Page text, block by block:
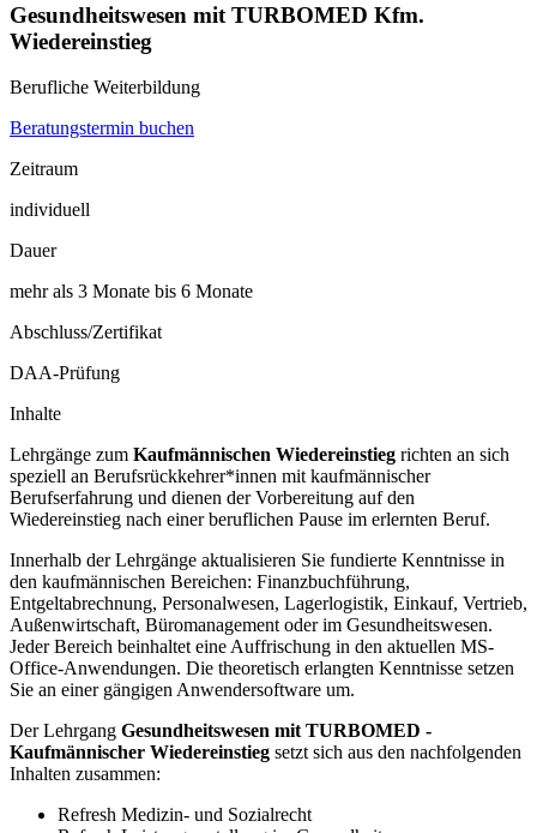
Gesundheitswesen mit TURBOMED Kfm.
Wiedereinstieg
Berufliche Weiterbildung
Beratungstermin buchen
Zeitraum
individuell
Dauer
mehr als 3 Monate bis 6 Monate
Abschluss/Zertifikat
DAA-Prüfung
Inhalte
Lehrgänge zum Kaufmännischen Wiedereinstieg richten an sich
speziell an Berufsrückkehrer*innen mit kaufmännischer
Berufserfahrung und dienen der Vorbereitung auf den
Wiedereinstieg nach einer beruflichen Pause im erlernten Beruf.
Innerhalb der Lehrgänge aktualisieren Sie fundierte Kenntnisse in
den kaufmännischen Bereichen: Finanzbuchführung,
Entgeltabrechnung, Personalwesen, Lagerlogistik, Einkauf, Vertrieb,
Außenwirtschaft, Büromanagement oder im Gesundheitswesen.
Jeder Bereich beinhaltet eine Auffrischung in den aktuellen MS-
Office-Anwendungen. Die theoretisch erlangten Kenntnisse setzen
Sie an einer gängigen Anwendersoftware um.
Der Lehrgang Gesundheitswesen mit TURBOMED -
Kaufmännischer Wiedereinstieg setzt sich aus den nachfolgenden
Inhalten zusammen:
Refresh Medizin- und Sozialrecht